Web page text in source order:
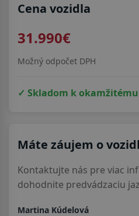
Cena vozidla
31.990€
Možný odpočet DPH
✓ Skladom k
Máte záujem o
Kontaktujte nás pre viac
dohodnite predvádzaciu
Martina Kúdelová